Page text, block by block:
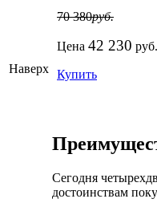
Наверх
70 380руб.
Цена 42 230 руб.
Купить
Сегодня
достоинствам